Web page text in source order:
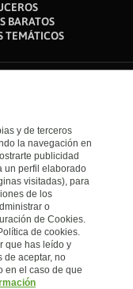
BARATOS
TEMÁTICOS
y de terceros
la navegación en
publicidad
un perfil elaborado
visitadas), para
de los
o
de Cookies.
de cookies.
que has leído y
de aceptar, no
en el caso de que